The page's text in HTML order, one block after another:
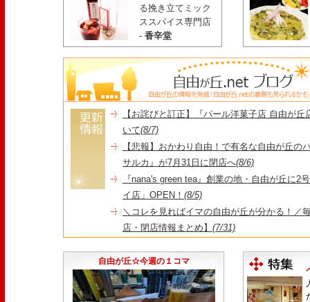
る挽き立てミック
ススパイス専門店
- 香辛堂
【お詫びと訂正】『パール洋菓子店 自由が
いて(8/7)
【悲報】おかわり自由！で有名な自由が丘の
サルカ』が7月31日に閉店へ(8/6)
『nana's green tea』創業の地・自由が丘に2
イ店」OPEN！ (8/5)
＼コレを見ればイマの自由が丘が分かる！／
店・閉店情報まとめ】 (7/31)
永久パス配布も！
自由が丘☆今週の１コマ